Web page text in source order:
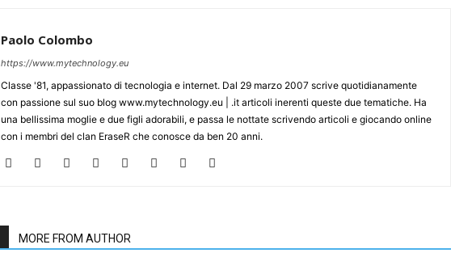
Paolo Colombo
https://www.mytechnology.eu
Classe '81, appassionato di tecnologia e internet. Dal 29 marzo 2007 scrive quotidianamente
con passione sul suo blog www.mytechnology.eu | .it articoli inerenti queste due tematiche. Ha
una bellissima moglie e due figli adorabili, e passa le nottate scrivendo articoli e giocando online
con i membri del clan EraseR che conosce da ben 20 anni.
MORE FROM AUTHOR